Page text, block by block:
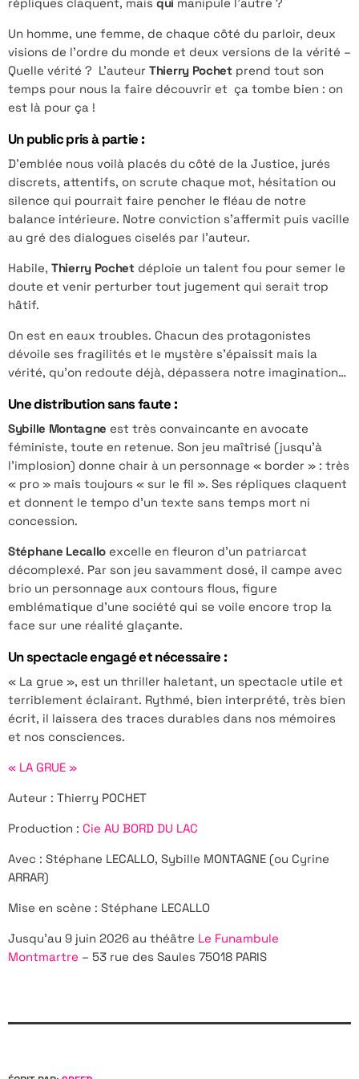
Un homme, une femme, de chaque côté du parloir, deux
visions de l’ordre du monde et deux versions de la vérité –
Quelle vérité ? L’auteur Thierry Pochetprend tout son
temps pour nous la faire découvrir et ça tombe bien : on
est là pour ça !
Un public pris à partie :
D’emblée nous voilà placés du côté de la Justice, jurés
discrets, attentifs, on scrute chaque mot, hésitation ou
silence qui pourrait faire pencher le fléau de notre
balance intérieure. Notre conviction s’affermit puis vacille
au gré des dialogues ciselés par l’auteur.
Habile, Thierry Pochetdéploie un talent fou pour semer le
doute et venir perturber tout jugement qui serait trop
hâtif.
On est en eaux troubles. Chacun des protagonistes
dévoile ses fragilités et le mystère s’épaissit mais la
vérité, qu’on redoute déjà, dépassera notre imagination…
Une distribution sans faute :
Sybille Montagne est très convaincante en avocate
féministe, toute en retenue. Son jeu maîtrisé (jusqu’à
l’implosion) donne chair à un personnage « border » : très
« pro » mais toujours « sur le fil ». Ses répliques claquent
et donnent le tempo d’un texte sans temps mort ni
concession.
Stéphane Lecallo excelle en fleuron d’un patriarcat
décomplexé. Par son jeu savamment dosé, il campe avec
brio un personnage aux contours flous, figure
emblématique d’une société qui se voile encore trop la
face sur une réalité glaçante.
Un spectacle engagé et nécessaire :
« La grue », est un thriller haletant, un spectacle utile et
terriblement éclairant. Rythmé, bien interprété, très bien
écrit, il laissera des traces durables dans nos mémoires
et nos consciences.
« LA GRUE »
Auteur : Thierry POCHET
Production : Cie AU BORD DU LAC
Avec : Stéphane LECALLO, Sybille MONTAGNE (ou Cyrine
ARRAR)
Mise en scène : Stéphane LECALLO
Jusqu’au 9 juin 2026 au théâtre Le Funambule
Montmartre – 53 rue des Saules 75018 PARIS